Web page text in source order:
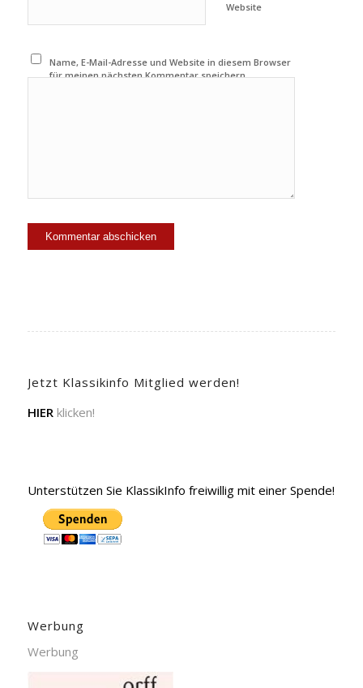
Website
Name, E-Mail-Adresse und Website in diesem Browser
für meinen nächsten Kommentar speichern.
Jetzt Klassikinfo Mitglied werden!
HIER klicken!
Unterstützen Sie KlassikInfo freiwillig mit einer Spende!
Werbung
Werbung